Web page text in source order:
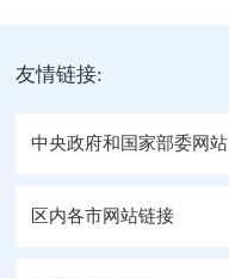
友情链接:
中央政府和国家部委网站
区内各市网站链接